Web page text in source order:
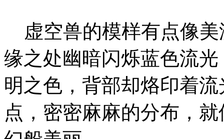
虚空兽的模样有点像美
缘之处幽暗闪烁蓝色流
明之色，背部却烙印着
点，密密麻麻的分布，